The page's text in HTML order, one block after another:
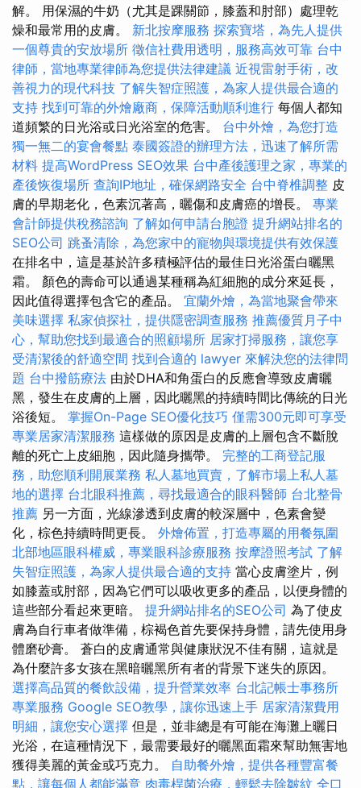
解。 用保濕的牛奶（尤其是踝關節，膝蓋和肘部）處理乾
燥和最常用的皮膚。 新北按摩服務 探索寶塔，為先人提供
一個尊貴的安放場所 徵信社費用透明，服務高效可靠 台中
律師，當地專業律師為您提供法律建議 近視雷射手術，改
善視力的現代科技 了解失智症照護，為家人提供最合適的
支持 找到可靠的外燴廠商，保障活動順利進行 每個人都知
道頻繁的日光浴或日光浴室的危害。 台中外燴，為您打造
獨一無二的宴會餐點 泰國簽證的辦理方法，迅速了解所需
材料 提高WordPress SEO效果 台中產後護理之家，專業的
產後恢復場所 查詢IP地址，確保網路安全 台中脊椎調整 皮
膚的早期老化，色素沉著高，曬傷和皮膚癌的增長。 專業
會計師提供稅務諮詢 了解如何申請台胞證 提升網站排名的
SEO公司 跳蚤清除，為您家中的寵物與環境提供有效保護
在排名中，這是基於許多積極評估的最佳日光浴蛋白曬黑
霜。 顏色的壽命可以通過某種稱為紅細胞的成分來延長，
因此值得選擇包含它的產品。 宜蘭外燴，為當地聚會帶來
美味選擇 私家偵探社，提供隱密調查服務 推薦優質月子中
心，幫助您找到最適合的照顧場所 居家打掃服務，讓您享
受清潔後的舒適空間 找到合適的 lawyer 來解決您的法律問
題 台中撥筋療法 由於DHA和角蛋白的反應會導致皮膚曬
黑，發生在皮膚的上層，因此曬黑的持續時間比傳統的日光
浴後短。 掌握On-Page SEO優化技巧 僅需300元即可享受
專業居家清潔服務 這樣做的原因是皮膚的上層包含不斷脫
離的死亡上皮細胞，因此隨身攜帶。 完整的工商登記服
務，助您順利開展業務 私人墓地買賣，了解市場上私人墓
地的選擇 台北眼科推薦，尋找最適合的眼科醫師 台北整骨
推薦 另一方面，光線滲透到皮膚的較深層中，色素會變
化，棕色持續時間更長。 外燴佈置，打造專屬的用餐氛圍
北部地區眼科權威，專業眼科診療服務 按摩證照考試 了解
失智症照護，為家人提供最合適的支持 當心皮膚塗片，例
如膝蓋或肘部，因為它們可以吸收更多的產品，以便身體的
這些部分看起來更暗。 提升網站排名的SEO公司 為了使皮
膚為自行車者做準備，棕褐色首先要保持身體，請先使用身
體磨砂膏。 蒼白的皮膚通常與健康狀況不佳有關，這就是
為什麼許多女孩在黑暗曬黑所有者的背景下迷失的原因。
選擇高品質的餐飲設備，提升營業效率 台北記帳士事務所
專業服務 Google SEO教學，讓你迅速上手 居家清潔費用
明細，讓您安心選擇 但是，並非總是有可能在海灘上曬日
光浴，在這種情況下，最需要最好的曬黑面霜來幫助無害地
獲得美麗的黃金或巧克力。 自助餐外燴，提供各種豐富餐
點，讓每個人都能滿意 肉毒桿菌治療，輕鬆去除皺紋 全口